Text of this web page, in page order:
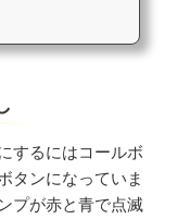
するにはコールボ
タンになっていま
プが赤と青で点滅